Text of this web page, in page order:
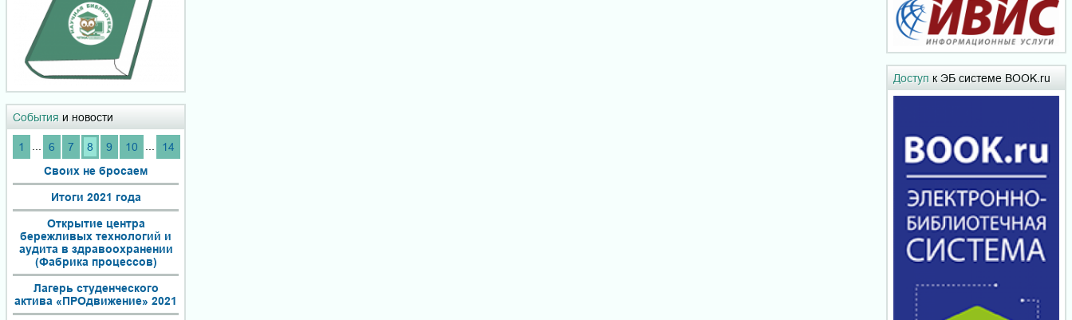
События и новости
1 ... 6 7 8 9 10 ...
14
Своих не бросаем
Итоги 2021 года
Открытие центра
бережливых технологий и
аудита в здравоохранении
(Фабрика процессов)
Лагерь студенческого
актива «ПРОдвижение» 2021
Доступ к ЭБ системе BOOK.ru